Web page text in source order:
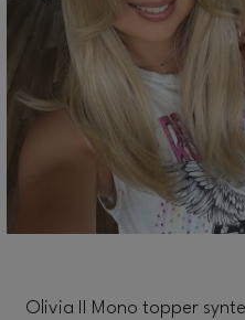
Olivia II Mono topper